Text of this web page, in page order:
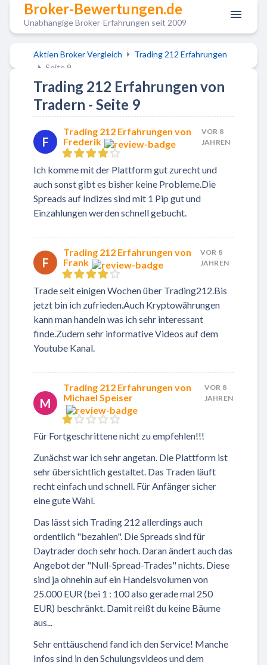
Broker-Bewertungen.de
Unabhängige Broker-Erfahrungen seit 2009
Aktien Broker Vergleich
Trading 212 Erfahrungen
Seite 9
Trading 212 Erfahrungen von
Tradern - Seite 9
F
Trading 212 Erfahrungen von
Frederik
VOR 8
JAHREN
Ich komme mit der Plattform gut zurecht und
auch sonst gibt es bisher keine Probleme.Die
Spreads auf Indizes sind mit 1 Pip gut und
Einzahlungen werden schnell gebucht.
F
Trading 212 Erfahrungen von
Frank
VOR 8
JAHREN
Trade seit einigen Wochen über Trading212.Bis
jetzt bin ich zufrieden.Auch Kryptowährungen
kann man handeln was ich sehr interessant
finde.Zudem sehr informative Videos auf dem
Youtube Kanal.
M
Trading 212 Erfahrungen von
Michael Speiser
VOR 8
JAHREN
Für Fortgeschrittene nicht zu empfehlen!!!
Zunächst war ich sehr angetan. Die Plattform ist
sehr übersichtlich gestaltet. Das Traden läuft
recht einfach und schnell. Für Anfänger sicher
eine gute Wahl.
Das lässt sich Trading 212 allerdings auch
ordentlich "bezahlen". Die Spreads sind für
Daytrader doch sehr hoch. Daran ändert auch das
Angebot der "Null-Spread-Trades" nichts. Diese
sind ja ohnehin auf ein Handelsvolumen von
25.000 EUR (bei 1 : 100 also gerade mal 250
EUR) beschränkt. Damit reißt du keine Bäume
aus...
Sehr enttäuschend fand ich den Service! Manche
Infos sind in den Schulungsvideos und dem